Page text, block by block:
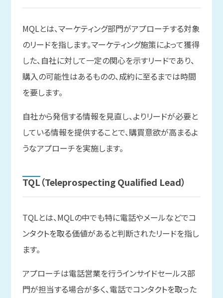
MQLとは、マーケティング部門がアプローチする対象
のリードを指します。マーケティング施策によって獲得
した、自社に対して一定の関心を示すリードであり、
購入の可能性はあるものの、成約に至るまでは時間
を要します。
自社から発信する情報を見直し、よりリードが必要と
している情報を提供することで、購買意欲が高まるよ
うなアプローチを実施します。
TQL（Teleprospecting Qualified Lead）
TQLとは、MQLの中でも特に電話やメールなどでコ
ンタクトを取る価値があると判断されたリードを指し
ます。
アプローチは電話営業を行うインサイドセールス部
門が担当する場合が多く、電話でコンタクトを取った